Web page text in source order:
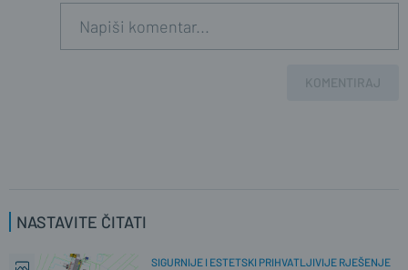
KOMENTIRAJ
NASTAVITE ČITATI
SIGURNIJE I ESTETSKI PRIHVATLJIVIJE RJEŠENJE